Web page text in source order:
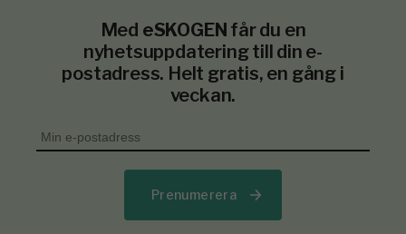
Med eSKOGEN får du en
nyhetsuppdatering till din e-
postadress. Helt gratis, en gång i
veckan.
Prenumerera